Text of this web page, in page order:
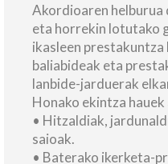
Akordioaren helburua
eta horrekin lotutako
ikasleen
baliabideak eta
lanbide-jarduerak
Honako ekintza
• Hitzaldiak,
saioak.
• Baterako ikerketa-